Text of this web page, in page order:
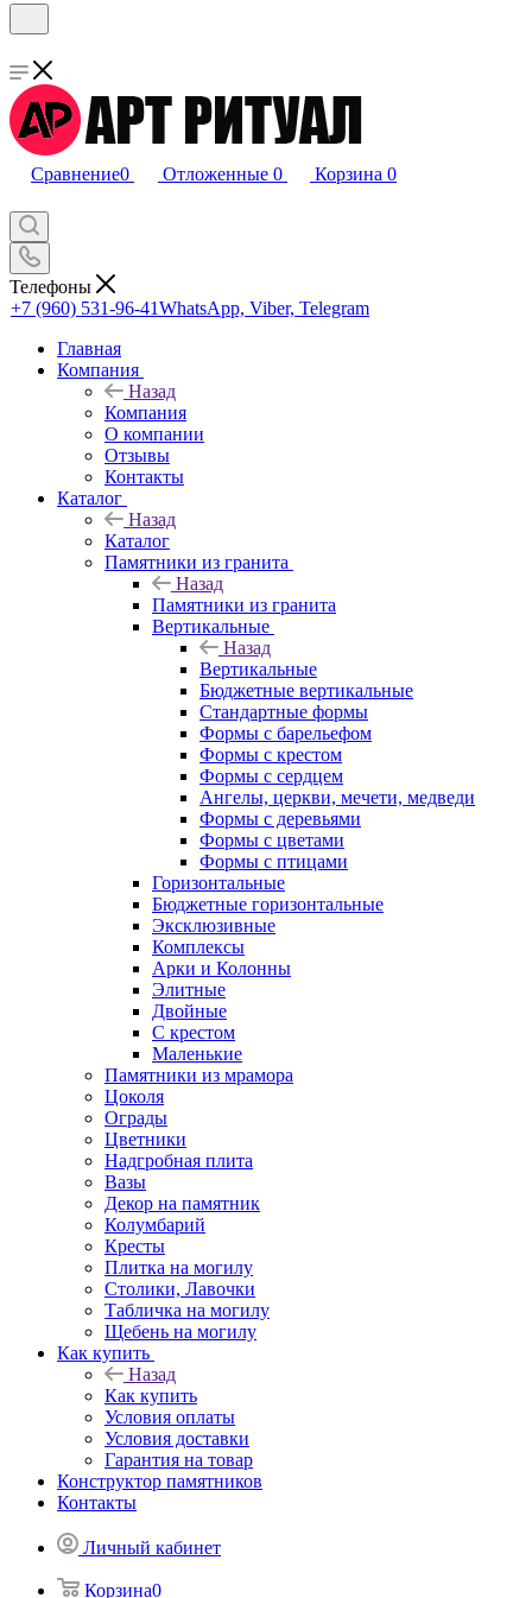
Сравнение0 Отложенные 0 Корзина 0
Телефоны
+7 (960) 531-96-41WhatsApp, Viber, Telegram
Главная
Компания
Назад
Компания
О компании
Отзывы
Контакты
Каталог
Назад
Каталог
Памятники из гранита
Назад
Памятники из гранита
Вертикальные
Назад
Вертикальные
Бюджетные вертикальные
Стандартные формы
Формы с барельефом
Формы с крестом
Формы с сердцем
Ангелы, церкви, мечети, медведи
Формы с деревьями
Формы с цветами
Формы с птицами
Горизонтальные
Бюджетные горизонтальные
Эксклюзивные
Комплексы
Арки и Колонны
Элитные
Двойные
С крестом
Маленькие
Памятники из мрамора
Цоколя
Ограды
Цветники
Надгробная плита
Вазы
Декор на памятник
Колумбарий
Кресты
Плитка на могилу
Столики, Лавочки
Табличка на могилу
Щебень на могилу
Как купить
Назад
Как купить
Условия оплаты
Условия доставки
Гарантия на товар
Конструктор памятников
Контакты
Личный кабинет
Корзина0